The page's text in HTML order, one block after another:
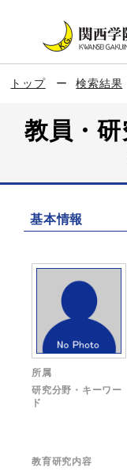
トップ 検索結果
教員・
基本情報
所属
研究分野・キーワー
ド
教育研究内容